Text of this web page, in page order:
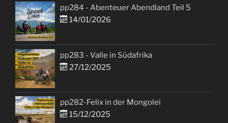
pp284 - Abenteuer Abendland Teil 5
14/01/2026
pp283 - Valle in Südafrika
27/12/2025
pp282-Felix in der Mongolei
15/12/2025